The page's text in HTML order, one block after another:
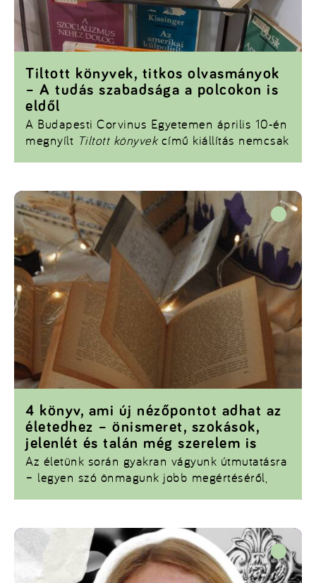
A Budapesti Corvinus Egyetemen április 10-én
megnyílt Tiltott könyvekcímű kiállítás nemcsak
hatalommal bíró eszközök. Olyan eszközök,
amelyeket egyes korszakokban veszélyesnek
tartottak – annyira, hogy betiltották, elzárták,
vagy egyszerűen lehetetlenné tették a
hozzáférésüket.
Tiltott könyvek, titkos olvasmányok
– A tudás szabadsága a polcokon is
eldől
Az életünk során gyakran vágyunk útmutatásra
– legyen szó önmagunk jobb megértéséről,
négy könyv különböző szemszögből közelíti
meg az élet nagy kérdéseit, mégis egy közös
pontjuk van: mindegyik valódi inspirációt
nyújthat a mindennapokhoz.
4 könyv, ami új nézőpontot adhat az
életedhez – önismeret, szokások,
jelenlét és talán még szerelem is